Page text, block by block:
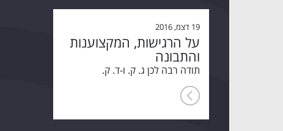
19 דצמ, 2016
על הרגישות, המקצוענות
והתבונה
תודה רבה לכן ג. ק. ו-ד. ק.